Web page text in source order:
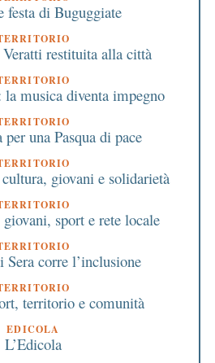
festa di Buguggiate
Veratti restituita alla città
la musica diventa impegno
una Pasqua di pace
giovani e solidarietà
sport e rete locale
corre l’inclusione
territorio e comunità
EDICOLA
L’Edicola